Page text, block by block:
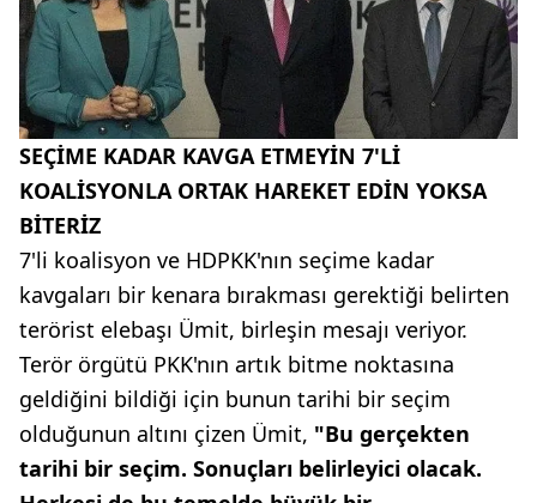
SEÇİME KADAR KAVGA ETMEYİN 7'Lİ
KOALİSYONLA ORTAK HAREKET EDİN YOKSA
BİTERİZ
7'li koalisyon ve HDPKK'nın seçime kadar
kavgaları bir kenara bırakması gerektiği belirten
terörist elebaşı Ümit, birleşin mesajı veriyor.
Terör örgütü PKK'nın artık bitme noktasına
geldiğini bildiği için bunun tarihi bir seçim
olduğunun altını çizen Ümit, "Bu gerçekten
tarihi bir seçim. Sonuçları belirleyici olacak.